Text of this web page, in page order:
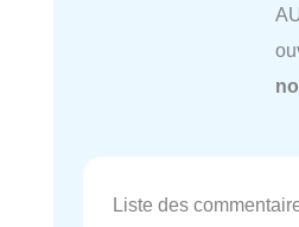
Liste des